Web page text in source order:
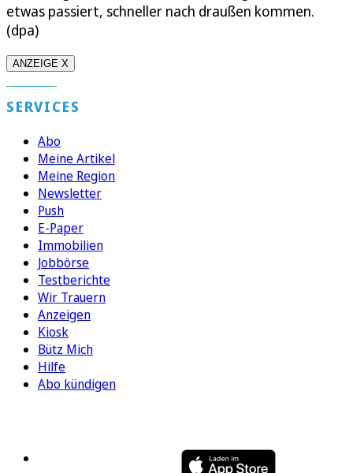
etwas passiert, schneller nach draußen kommen.
(dpa)
ANZEIGE X
SERVICES
Abo
Meine Artikel
Meine Region
Newsletter
Push
E-Paper
Immobilien
Jobbörse
Testberichte
Wir Trauern
Anzeigen
Kiosk
Bütz Mich
Hilfe
Abo kündigen